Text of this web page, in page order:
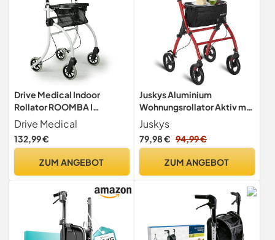
Drive Medical Indoor
Rollator ROOMBA I
Schmaler Wohnungsrollator
mit Tasche und großem
Tablett I Klappbarer
Ablagekorb I 5,6kg leichtes
belastbar bis 100kg
Drive Medical
132,99 €
ZUM ANGEBOT
Juskys Aluminium
Wohnungsrollator Aktiv mit
Transporttasche & Tablett -
Indoor Rollator schmal,
leicht & faltbar - Gehhilfe
Juskys
79,98 € 94,99 €
ZUM ANGEBOT